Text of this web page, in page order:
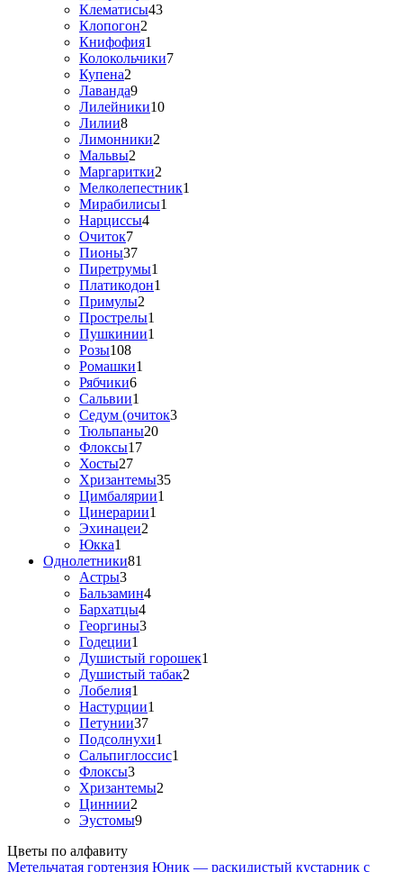
Клематисы43
Клопогон2
Книфофия1
Колокольчики7
Купена2
Лаванда9
Лилейники10
Лилии8
Лимонники2
Мальвы2
Маргаритки2
Мелколепестник1
Мирабилисы1
Нарциссы4
Очиток7
Пионы37
Пиретрумы1
Платикодон1
Примулы2
Прострелы1
Пушкинии1
Розы108
Ромашки1
Рябчики6
Сальвии1
Седум (очиток3
Тюльпаны20
Флоксы17
Хосты27
Хризантемы35
Цимбалярии1
Цинерарии1
Эхинацеи2
Юкка1
Однолетники81
Астры3
Бальзамин4
Бархатцы4
Георгины3
Годеции1
Душистый горошек1
Душистый табак2
Лобелия1
Настурции1
Петунии37
Подсолнухи1
Сальпиглоссис1
Флоксы3
Хризантемы2
Циннии2
Эустомы9
Цветы по алфавиту
Метельчатая гортензия Юник — раскидистый кустарник с